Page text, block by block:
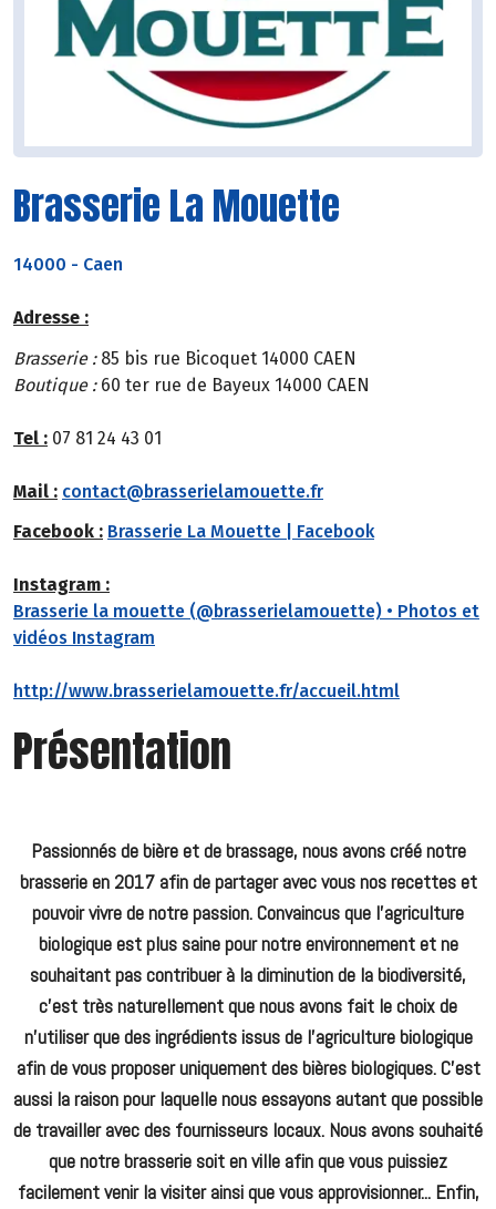
Brasserie La Mouette
14000 - Caen
Adresse :
Brasserie :85 bis rue Bicoquet 14000 CAEN
Boutique :60 ter rue de Bayeux 14000 CAEN
Tel : 07 81 24 43 01
Mail : contact@brasserielamouette.fr
Facebook : Brasserie La Mouette | Facebook
Instagram :
Brasserie la mouette (@brasserielamouette) • Photos et
vidéos Instagram
http://www.brasserielamouette.fr/accueil.html
Présentation
Passionnés de bière et de brassage, nous avons créé notre
brasserie en 2017 afin de partager avec vous nos recettes et
pouvoir vivre de notre passion. Convaincus que l'agriculture
biologique est plus saine pour notre environnement et ne
souhaitant pas contribuer à la diminution de la biodiversité,
c'est très naturellement que nous avons fait le choix de
n'utiliser que des ingrédients issus de l'agriculture biologique
afin de vous proposer uniquement des bières biologiques. C'est
aussi la raison pour laquelle nous essayons autant que possible
de travailler avec des fournisseurs locaux. Nous avons souhaité
que notre brasserie soit en ville afin que vous puissiez
facilement venir la visiter ainsi que vous approvisionner... Enfin,